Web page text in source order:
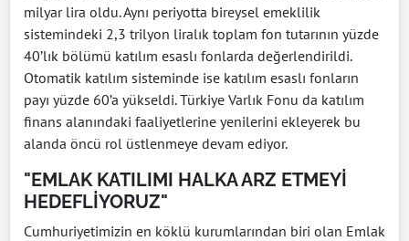
milyar lira oldu. Aynı periyotta bireysel emeklilik
sistemindeki 2,3 trilyon liralık toplam fon tutarının yüzde
40’lık bölümü katılım esaslı fonlarda değerlendirildi.
Otomatik katılım sisteminde ise katılım esaslı fonların
payı yüzde 60’a yükseldi. Türkiye Varlık Fonu da katılım
finans alanındaki faaliyetlerine yenilerini ekleyerek bu
alanda öncü rol üstlenmeye devam ediyor.
"EMLAK KATILIMI HALKA ARZ ETMEYİ
HEDEFLİYORUZ"
Cumhuriyetimizin en köklü kurumlarından biri olan Emlak